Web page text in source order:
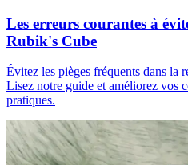
Les erreurs courantes à
Rubik's Cube
Évitez les pièges fréquents dans la
Lisez notre guide et améliorez vos
pratiques.